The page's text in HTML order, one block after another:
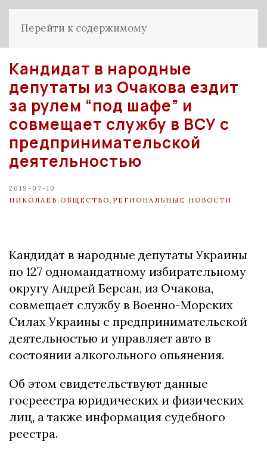
Перейти к содержимому
Кандидат в народные
депутаты из Очакова ездит
за рулем “под шафе” и
совмещает службу в ВСУ с
предпринимательской
деятельностью
2019-07-10
НИКОЛАЕВ ОБЩЕСТВО РЕГИОНАЛЬНЫЕ НОВОСТИ
Кандидат в народные депутаты Украины
по 127 одномандатному избирательному
округу Андрей Берсан, из Очакова,
совмещает службу в Военно-Морских
Силах Украины с предпринимательской
деятельностью и управляет авто в
состоянии алкогольного опьянения.
Об этом свидетельствуют данные
госреестра юридических и физических
лиц, а также информация судебного
реестра.